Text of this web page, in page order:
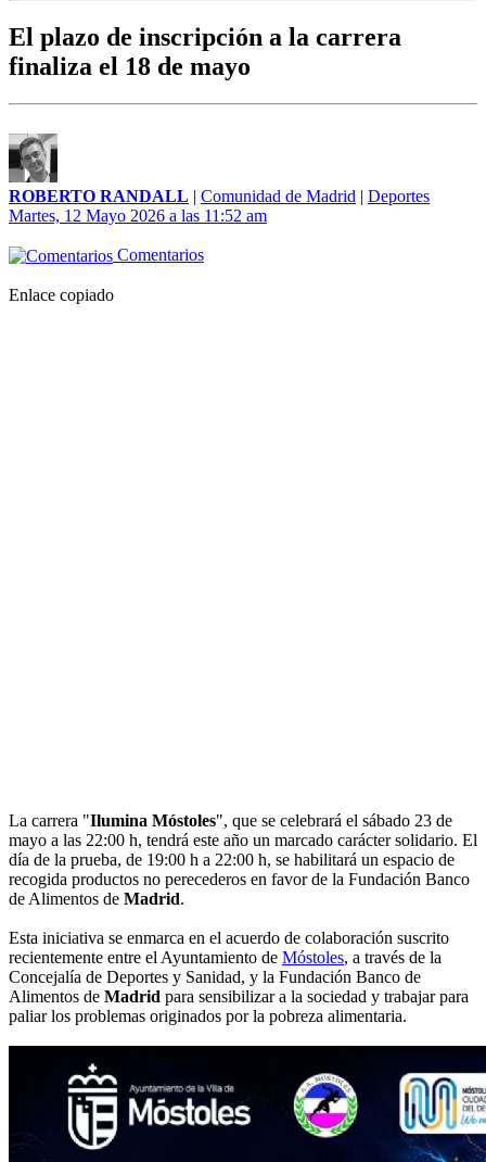
El plazo de inscripción a la carrera
finaliza el 18 de mayo
ROBERTO RANDALL | Comunidad de Madrid | Deportes
Martes, 12 Mayo 2026 a las 11:52 am
Comentarios
Enlace copiado
La carrera "Ilumina Móstoles", que se celebrará el sábado 23 de
mayo a las 22:00 h, tendrá este año un marcado carácter solidario. El
día de la prueba, de 19:00 h a 22:00 h, se habilitará un espacio de
recogida productos no perecederos en favor de la Fundación Banco
de Alimentos de Madrid.
Esta iniciativa se enmarca en el acuerdo de colaboración suscrito
recientemente entre el Ayuntamiento de Móstoles, a través de la
Concejalía de Deportes y Sanidad, y la Fundación Banco de
Alimentos de Madrid para sensibilizar a la sociedad y trabajar para
paliar los problemas originados por la pobreza alimentaria.